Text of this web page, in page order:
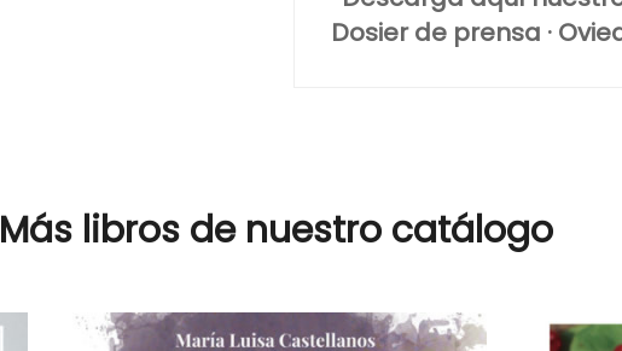
Dosier de prensa ·
Más libros de nuestro catálogo